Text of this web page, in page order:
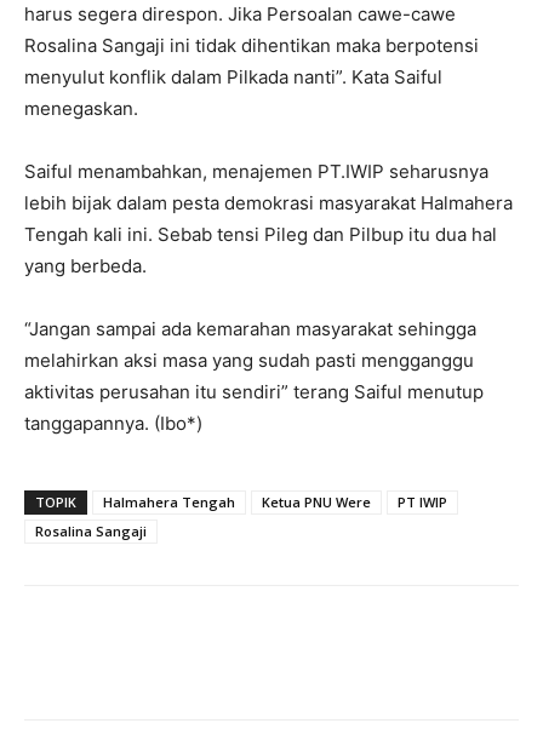
harus segera direspon. Jika Persoalan cawe-cawe
Rosalina Sangaji ini tidak dihentikan maka berpotensi
menyulut konflik dalam Pilkada nanti”. Kata Saiful
menegaskan.
Saiful menambahkan, menajemen PT.IWIP seharusnya
lebih bijak dalam pesta demokrasi masyarakat Halmahera
Tengah kali ini. Sebab tensi Pileg dan Pilbup itu dua hal
yang berbeda.
“Jangan sampai ada kemarahan masyarakat sehingga
melahirkan aksi masa yang sudah pasti mengganggu
aktivitas perusahan itu sendiri” terang Saiful menutup
tanggapannya. (Ibo*)
TOPIK Halmahera Tengah Ketua PNU Were
PT IWIP
Rosalina Sangaji